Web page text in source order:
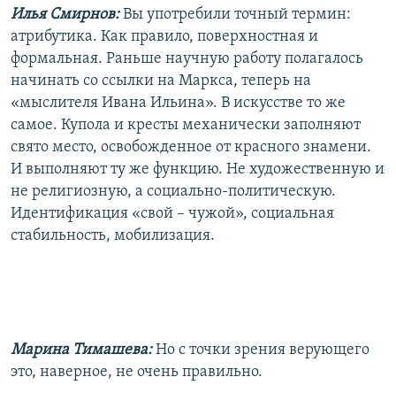
Илья Смирнов:Вы употребили точный термин:
атрибутика. Как правило, поверхностная и
формальная. Раньше научную работу полагалось
начинать со ссылки на Маркса, теперь на
«мыслителя Ивана Ильина». В искусстве то же
самое. Купола и кресты механически заполняют
свято место, освобожденное от красного знамени.
И выполняют ту же функцию. Не художественную и
не религиозную, а социально-политическую.
Идентификация «свой – чужой», социальная
стабильность, мобилизация.
Марина Тимашева:Но с точки зрения верующего
это, наверное, не очень правильно.